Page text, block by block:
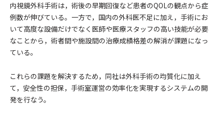
内視鏡外科手術は，術後の早期回復など患者のQOLの観点から症
例数が伸びている。一方で，国内の外科医不足に加え，手術にお
いて高度な設備だけでなく医師や医療スタッフの高い技能が必要
なことから，術者間や施設間の治療成績格差の解消が課題になっ
ている。
これらの課題を解決するため，同社は外科手術の均質化に加え
て，安全性の担保，手術室運営の効率化を実現するシステムの開
発を行なう。